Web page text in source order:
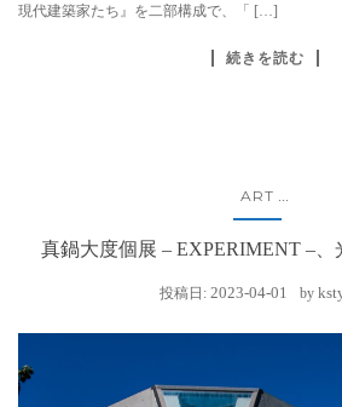
現代建築家たち』を二部構成で、「 […]
続きを読む
ART
真鍋大度個展 – EXPERIMENT –
投稿日: 2023-04-01 by